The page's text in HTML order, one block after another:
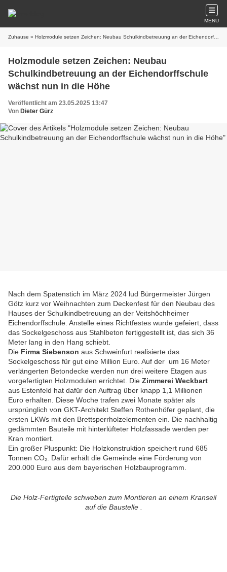
MENU
Zuhause » Holzmodule setzen Zeichen: Neubau Schulkindbetreuung an der Eichendorffschule wächst nun in die Höhe
Holzmodule setzen Zeichen: Neubau
Schulkindbetreuung an der Eichendorffschule
wächst nun in die Höhe
Veröffentlicht am 23.05.2025 13:47
Von Dieter Gürz
Nach dem Spatenstich im März 2024 lud Bürgermeister Jürgen
Götz kurz vor Weihnachten zum Deckenfest für den Neubau des
Hauses der Schulkindbetreuung an der Veitshöchheimer
Eichendorffschule. Anstelle eines Richtfestes wurde gefeiert, dass
das Sockelgeschoss aus Stahlbeton fertiggestellt ist, das sich 36
Meter lang in den Hang schiebt.
Die Firma Siebenson aus Schweinfurt realisierte das
Sockelgeschoss für gut eine Million Euro. Auf der um 16 Meter
verlängerten Betondecke werden nun drei weitere Etagen aus
vorgefertigten Holzmodulen errichtet. Die Zimmerei Weckbart
aus Estenfeld hat dafür den Auftrag über knapp 1,1 Millionen
Euro erhalten. Diese Woche trafen zwei Monate später als
ursprünglich von GKT-Architekt Steffen Rothenhöfer geplant, die
ersten LKWs mit den Brettsperrholzelementen ein. Die nachhaltig
gedämmten Bauteile mit hinterlüfteter Holzfassade werden per
Kran montiert.
Ein großer Pluspunkt: Die Holzkonstruktion speichert rund 685
Tonnen CO₂. Dafür erhält die Gemeinde eine Förderung von
200.000 Euro aus dem bayerischen Holzbauprogramm.
Die Holz-Fertigteile schweben zum Montieren an einem Kranseil
auf die Baustelle .